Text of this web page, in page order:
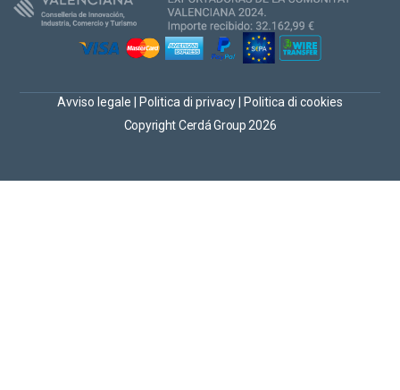
Copyright Cerdá Group 2026
Avviso legale Politica di privacy Politica di cookies